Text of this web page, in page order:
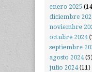
enero 2025
diciembre
noviembre
octubre 2024
septiembre
agosto 2024(5)
julio 2024(11)